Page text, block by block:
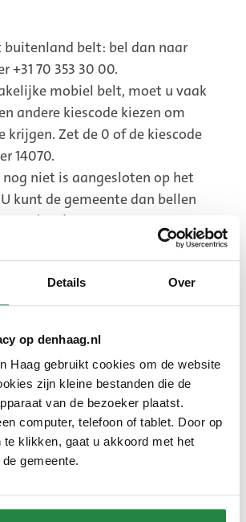
Details Over
op denhaag.nl
Haag gebruikt cookies om de website
zijn kleine bestanden die de
van de bezoeker plaatst.
computer, telefoon of tablet. Door op
klikken, gaat u akkoord met het
gemeente.
belt: bel dan naar
+31 70 353 30 00.
mobiel belt, moet u vaak
andere kiescode kiezen om
krijgen. Zet de 0 of de kiescode
14070.
niet is aangesloten op het
kunt de gemeente dan bellen
(070) 353 30 00. Neem
provider om het probleem
blokkeren alle
die met een 1 beginnen.
de gemeente in dit geval
(070) 353 30 00.
met 14070 via een vaste
met bellen naar een
uw eigen regio.
Dan betaalt u de kosten die